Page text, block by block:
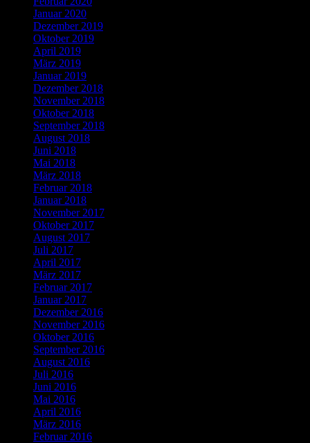
Januar 2020
Dezember 2019
Oktober 2019
April 2019
März 2019
Januar 2019
Dezember 2018
November 2018
Oktober 2018
September 2018
August 2018
Juni 2018
Mai 2018
März 2018
Februar 2018
Januar 2018
November 2017
Oktober 2017
August 2017
Juli 2017
April 2017
März 2017
Februar 2017
Januar 2017
Dezember 2016
November 2016
Oktober 2016
September 2016
August 2016
Juli 2016
Juni 2016
Mai 2016
April 2016
März 2016
Februar 2016